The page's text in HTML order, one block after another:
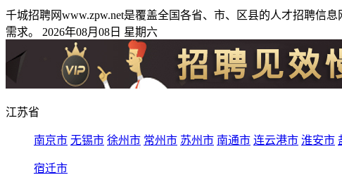
千城招聘网www.zpw.net是覆盖全国各省、市、区县的人才招聘信
需求。 2026年08月08日 星期六
江苏省
南京市 无锡市 徐州市 常州市 苏州市 南通市 连云港市 淮安市
宿迁市